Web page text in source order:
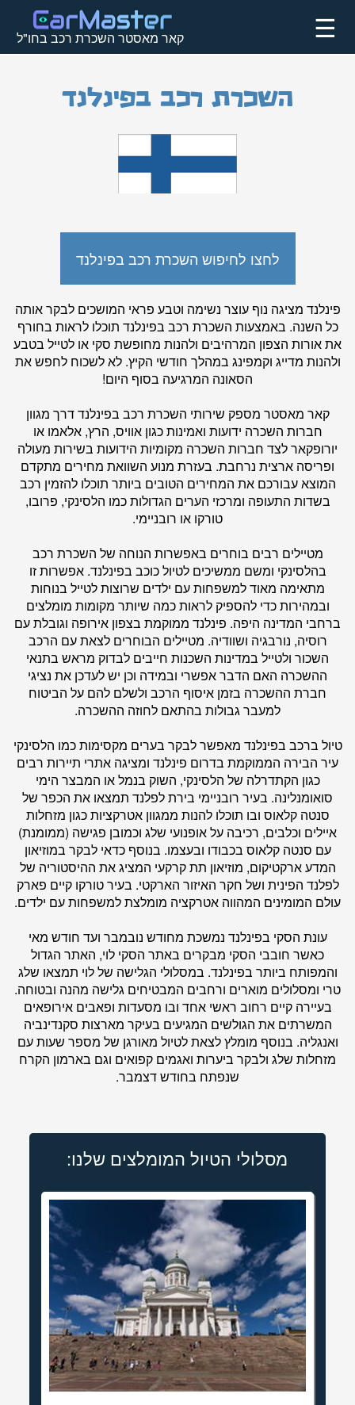
קאר מאסטר השכרת רכב בחו"ל ☰
השכרת רכב בפינלנד
לחצו לחיפוש השכרת רכב בפינלנד
פינלנד מציגה נוף עוצר נשימה וטבע פראי המושכים לבקר אותה
כל השנה. באמצעות השכרת רכב בפינלנד תוכלו לראות בחורף
את אורות הצפון המרהיבים ולהנות מחופשת סקי או לטייל בטבע
ולהנות מדייג וקמפינג במהלך חודשי הקיץ. לא לשכוח לחפש את
הסאונה המרגיעה בסוף היום!
קאר מאסטר מספק שירותי השכרת רכב בפינלנד דרך מגוון
חברות השכרה ידועות ואמינות כגון אוויס, הרץ, אלאמו או
יורופקאר לצד חברות השכרה מקומיות הידועות בשירות מעולה
ופריסה ארצית נרחבת. בעזרת מנוע השוואת מחירים מתקדם
המוצא עבורכם את המחירים הטובים ביותר תוכלו להזמין רכב
בשדות התעופה ומרכזי הערים הגדולות כמו הלסינקי, פרובו,
טורקו או רובניימי.
מטיילים רבים בוחרים באפשרות הנוחה של השכרת רכב
בהלסינקי ומשם ממשיכים לטיול כוכב בפינלנד. אפשרות זו
מתאימה מאוד למשפחות עם ילדים שרוצות לטייל בנוחות
ובמהירות כדי להספיק לראות כמה שיותר מקומות מומלצים
ברחבי המדינה היפה. פינלנד ממוקמת בצפון אירופה וגובלת עם
רוסיה, נורבגיה ושוודיה. מטיילים הבוחרים לצאת עם הרכב
השכור ולטייל במדינות השכנות חייבים לבדוק מראש בתנאי
ההשכרה האם הדבר אפשרי ובמידה וכן יש לעדכן את נציגי
חברת ההשכרה בזמן איסוף הרכב ולשלם להם על הביטוח
למעבר גבולות בהתאם לחוזה ההשכרה.
טיול ברכב בפינלנד מאפשר לבקר בערים מקסימות כמו הלסינקי
עיר הבירה הממוקמת בדרום פינלנד ומציגה אתרי תיירות רבים
כגון הקתדרלה של הלסינקי, השוק בנמל או המבצר הימי
סואומנלינה. בעיר רובניימי בירת לפלנד תמצאו את הכפר של
סנטה קלאוס ובו תוכלו להנות ממגוון אטרקציות כגון מזחלות
איילים וכלבים, רכיבה על אופנועי שלג וכמובן פגישה (ממומנת)
עם סנטה קלאוס בכבודו ובעצמו. בנוסף כדאי לבקר במוזיאון
המדע ארקטיקום, מוזיאון תת קרקעי המציג את ההיסטוריה של
לפלנד הפינית ושל חקר האיזור הארקטי. בעיר טורקו קיים פארק
עולם המומינים המהווה אטרקציה מומלצת למשפחות עם ילדים.
עונת הסקי בפינלנד נמשכת מחודש נובמבר ועד חודש מאי
כאשר חובבי הסקי מבקרים באתר הסקי לוי, האתר הגדול
והמפותח ביותר בפינלנד. במסלולי הגלישה של לוי תמצאו שלג
טרי ומסלולים מוארים ורחבים המבטיחים גלישה מהנה ובטוחה.
בעיירה קיים רחוב ראשי אחד ובו מסעדות ופאבים אירופאים
המשרתים את הגולשים המגיעים בעיקר מארצות סקנדינביה
ואנגליה. בנוסף מומלץ לצאת לטיול מאורגן של מספר שעות עם
מזחלות שלג ולבקר ביערות ואגמים קפואים וגם בארמון הקרח
שנפתח בחודש דצמבר.
מסלולי הטיול המומלצים שלנו: